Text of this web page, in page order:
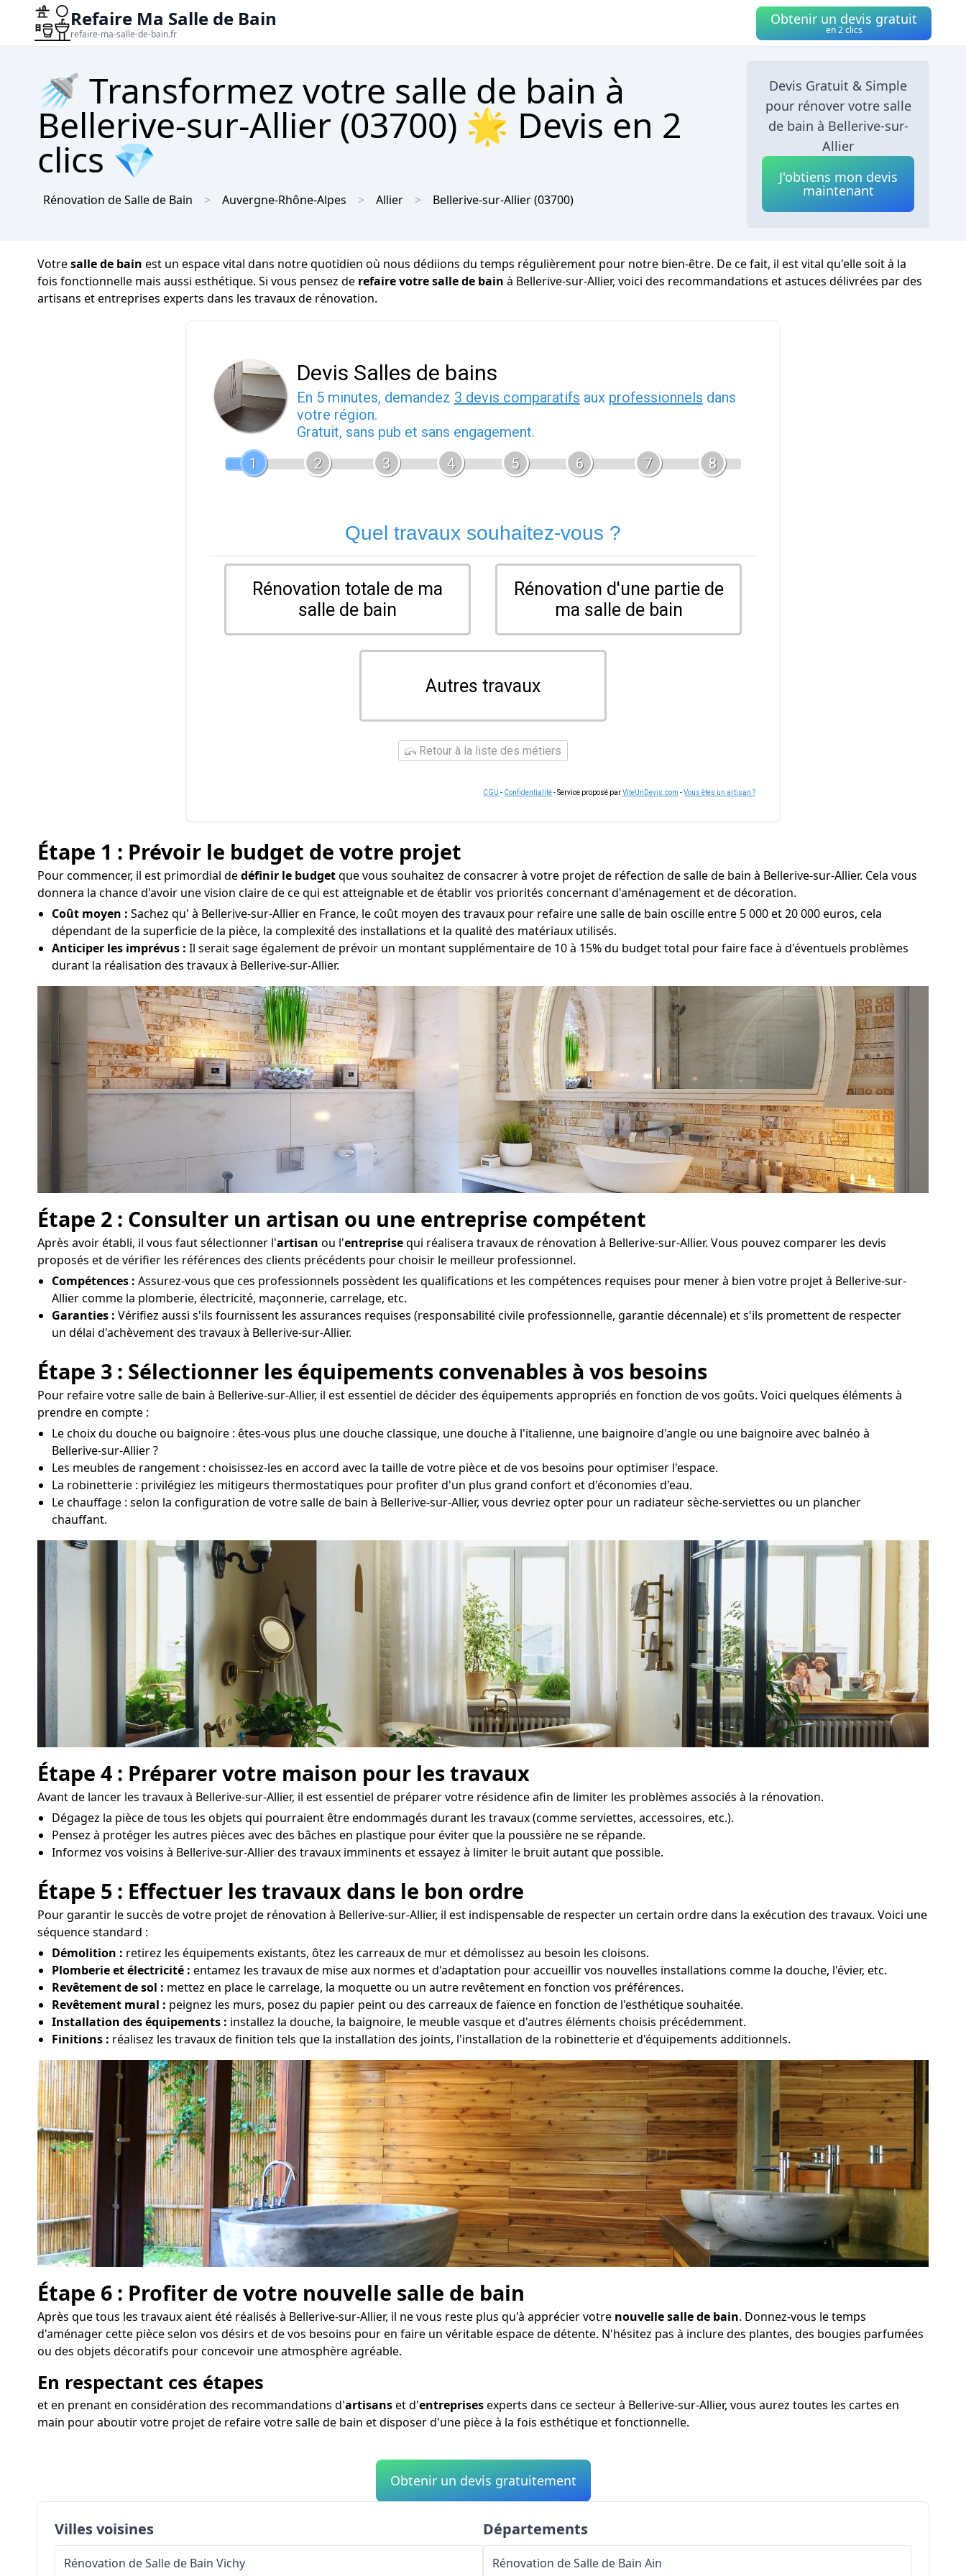
Refaire Ma Salle de Bain
refaire-ma-salle-de-bain.fr
Obtenir un devis gratuit
en 2 clics
🚿 Transformez votre salle de bain à
Bellerive-sur-Allier (03700) 🌟 Devis en 2
clics 💎
Rénovation de Salle de Bain Auvergne-Rhône-Alpes Allier Bellerive-sur-Allier(03700)
Devis Gratuit & Simple
pour rénover votre salle
de bain à Bellerive-sur-
Allier
J'obtiens mon devis
maintenant
Votresalle de bain est un espace vital dans notre quotidien où nous dédiions du temps régulièrement pour notre bien-être. De ce fait, il est vital qu'elle soit à la
fois fonctionnelle mais aussi esthétique. Si vous pensez de refaire votre salle de bain à Bellerive-sur-Allier, voici des recommandations et astuces délivrées par des
artisans et entreprises experts dans les travaux de rénovation.
Devis Salles de bains
En 5 minutes, demandez 3 devis comparatifs aux professionnels dans
votre région.
Gratuit, sans pub et sans engagement.
1
2 3 4 5 6 7 8
Quel travaux souhaitez-vous ?
Rénovation totale de ma
salle de bain
Rénovation d'une partie de
ma salle de bain
Autres travaux
Retour à la liste des métiers
CGU - Confidentialité- Service proposé parViteUnDevis.com -Vous êtes un artisan ?
Étape 1 : Prévoir le budget de votre projet
Pour commencer, il est primordial dedéfinir le budgetque vous souhaitez de consacrer à votre projet de réfection de salle de bain à Bellerive-sur-Allier. Cela vous
donnera la chance d'avoir une vision claire de ce qui est atteignable et de établir vos priorités concernant d'aménagement et de décoration.
Coût moyen : Sachez qu' à Bellerive-sur-Allier en France, le coût moyen des travaux pour refaire une salle de bain oscille entre 5 000 et 20 000 euros, cela
dépendant de la superficie de la pièce, la complexité des installations et la qualité des matériaux utilisés.
Anticiper les imprévus : Il serait sage également de prévoir un montant supplémentaire de 10 à 15% du budget total pour faire face à d'éventuels problèmes
durant la réalisation des travaux à Bellerive-sur-Allier.
Étape 2 : Consulter un artisan ou une entreprise compétent
Après avoir établi, il vous faut sélectionner l'artisan ou l'entreprisequi réalisera travaux de rénovation à Bellerive-sur-Allier. Vous pouvez comparer les devis
proposés et de vérifier les références des clients précédents pour choisir le meilleur professionnel.
Compétences : Assurez-vous que ces professionnels possèdent les qualifications et les compétences requises pour mener à bien votre projet à Bellerive-sur-
Allier comme la plomberie, électricité, maçonnerie, carrelage, etc.
Garanties : Vérifiez aussi s'ils fournissent les assurances requises (responsabilité civile professionnelle, garantie décennale) et s'ils promettent de respecter
un délai d'achèvement des travaux à Bellerive-sur-Allier.
Étape 3 : Sélectionner les équipements convenables à vos besoins
Pour refaire votre salle de bain à Bellerive-sur-Allier, il est essentiel de décider des équipements appropriés en fonction de vos goûts. Voici quelques éléments à
prendre en compte :
Le choix du douche ou baignoire : êtes-vous plus une douche classique, une douche à l'italienne, une baignoire d'angle ou une baignoire avec balnéo à
Bellerive-sur-Allier ?
Les meubles de rangement : choisissez-les en accord avec la taille de votre pièce et de vos besoins pour optimiser l'espace.
La robinetterie : privilégiez les mitigeurs thermostatiques pour profiter d'un plus grand confort et d'économies d'eau.
Le chauffage : selon la configuration de votre salle de bain à Bellerive-sur-Allier, vous devriez opter pour un radiateur sèche-serviettes ou un plancher
chauffant.
Étape 4 : Préparer votre maison pour les travaux
Avant de lancer les travaux à Bellerive-sur-Allier, il est essentiel de préparer votre résidence afin de limiter les problèmes associés à la rénovation.
Dégagez la pièce de tous les objets qui pourraient être endommagés durant les travaux (comme serviettes, accessoires, etc.).
Pensez à protéger les autres pièces avec des bâches en plastique pour éviter que la poussière ne se répande.
Informez vos voisins à Bellerive-sur-Allier des travaux imminents et essayez à limiter le bruit autant que possible.
Étape 5 : Effectuer les travaux dans le bon ordre
Pour garantir le succès de votre projet de rénovation à Bellerive-sur-Allier, il est indispensable de respecter un certain ordre dans la exécution des travaux. Voici une
séquence standard :
Démolition : retirez les équipements existants, ôtez les carreaux de mur et démolissez au besoin les cloisons.
Plomberie et électricité : entamez les travaux de mise aux normes et d'adaptation pour accueillir vos nouvelles installations comme la douche, l'évier, etc.
Revêtement de sol : mettez en place le carrelage, la moquette ou un autre revêtement en fonction vos préférences.
Revêtement mural : peignez les murs, posez du papier peint ou des carreaux de faïence en fonction de l'esthétique souhaitée.
Installation des équipements : installez la douche, la baignoire, le meuble vasque et d'autres éléments choisis précédemment.
Finitions : réalisez les travaux de finition tels que la installation des joints, l'installation de la robinetterie et d'équipements additionnels.
Étape 6 : Profiter de votre nouvelle salle de bain
Après que tous les travaux aient été réalisés à Bellerive-sur-Allier, il ne vous reste plus qu'à apprécier votre nouvelle salle de bain. Donnez-vous le temps
d'aménager cette pièce selon vos désirs et de vos besoins pour en faire un véritable espace de détente. N'hésitez pas à inclure des plantes, des bougies parfumées
ou des objets décoratifs pour concevoir une atmosphère agréable.
En respectant ces étapes
et en prenant en considération des recommandations d'artisanset d'entreprisesexperts dans ce secteur à Bellerive-sur-Allier, vous aurez toutes les cartes en
main pour aboutir votre projet de refaire votre salle de bain et disposer d'une pièce à la fois esthétique et fonctionnelle.
Obtenir un devis gratuitement
Villes voisines
Rénovation de Salle de Bain Vichy
Départements
Rénovation de Salle de Bain Ain